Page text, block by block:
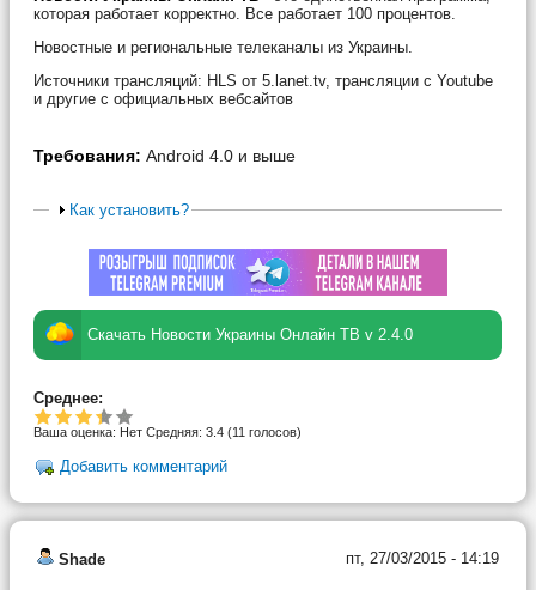
которая работает корректно. Все работает 100 процентов.
Новостные и региональные телеканалы из Украины.
Источники трансляций: HLS от 5.lanet.tv, трансляции с Youtube
и другие с официальных вебсайтов
Требования: Android 4.0 и выше
Как установить?
Скачать Новости Украины Онлайн ТВ v 2.4.0
Среднее:
Ваша оценка: Нет Средняя: 3.4 (11 голосов)
Добавить комментарий
Shade пт, 27/03/2015 - 14:19